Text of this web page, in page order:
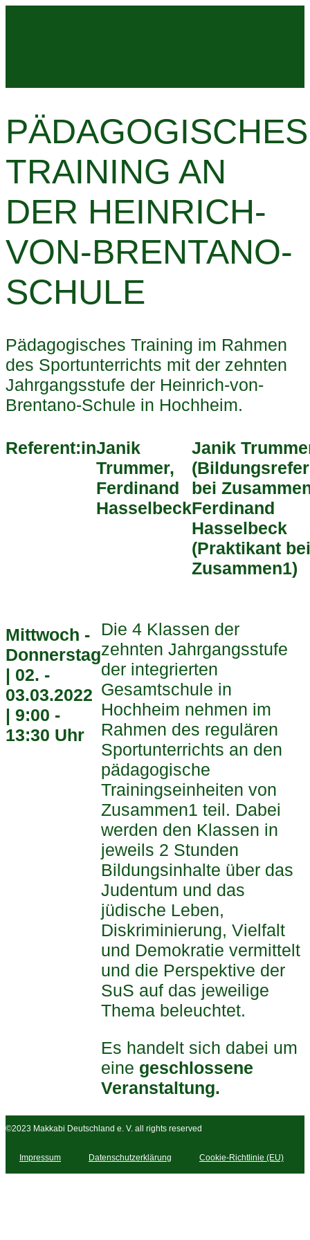
PÄDAGOGISCHES
TRAINING AN
DER HEINRICH-
VON-BRENTANO-
SCHULE
Pädagogisches Training im Rahmen
des Sportunterrichts mit der zehnten
Jahrgangsstufe der Heinrich-von-
Brentano-Schule in Hochheim.
Referent:inJanik
Trummer,
Ferdinand
Hasselbeck
Janik
bei
Ferdinand
Hasselbeck
(Praktikant bei
Zusammen1)
Mittwoch -
Donnerstag
| 02. -
03.03.2022
| 9:00 -
13:30 Uhr
Die 4 Klassen der
zehnten Jahrgangsstufe
der integrierten
Gesamtschule in
Hochheim nehmen im
Rahmen des regulären
Sportunterrichts an den
pädagogische
Trainingseinheiten von
Zusammen1 teil. Dabei
werden den Klassen in
jeweils 2 Stunden
Bildungsinhalte über das
Judentum und das
jüdische Leben,
Diskriminierung, Vielfalt
und Demokratie vermittelt
und die Perspektive der
SuS auf das jeweilige
Thema beleuchtet.
Es handelt sich dabei um
eine geschlossene
Veranstaltung.
©2023 Makkabi Deutschland e. V. all rights reserved
Impressum Datenschutzerklärung Cookie-Richtlinie (EU)